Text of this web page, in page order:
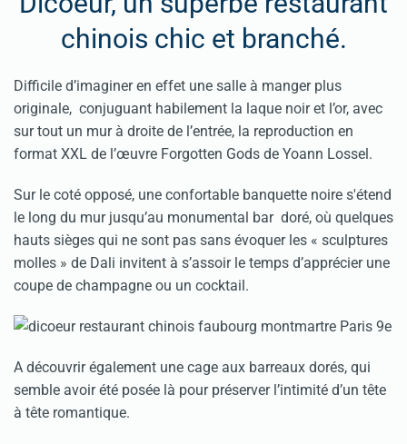
chinois chic et branché.
Difficile d’imaginer en effet une salle à manger plus
originale, conjuguant habilement la laque noir et l’or, avec
sur tout un mur à droite de l’entrée, la reproduction en
format XXL de l’œuvre Forgotten Gods de Yoann Lossel.
Sur le coté opposé, une confortable banquette noire s'étend
le long du mur jusqu’au monumental bar doré, où quelques
hauts sièges qui ne sont pas sans évoquer les « sculptures
molles » de Dali invitent à s’assoir le temps d’apprécier une
coupe de champagne ou un cocktail.
A découvrir également une cage aux barreaux dorés, qui
semble avoir été posée là pour préserver l’intimité d’un tête
à tête romantique.